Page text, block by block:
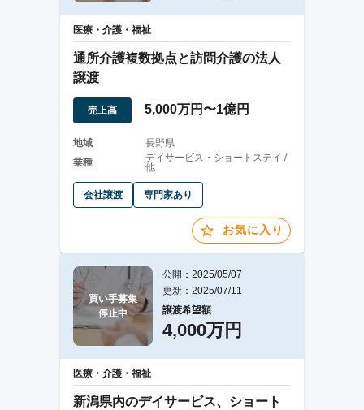
医療・介護・福祉
通所介護複数拠点と訪問介護の法人
譲渡
売上高 5,000万円〜1億円
地域
長野県
業種
デイサービス・ショートステイ /
他
会社譲渡 専門家あり
お気に入り
買い手募集
停止中
公開：2025/05/07
更新：2025/07/11
譲渡希望額
4,000万円
医療・介護・福祉
新潟県内のデイサービス、ショート